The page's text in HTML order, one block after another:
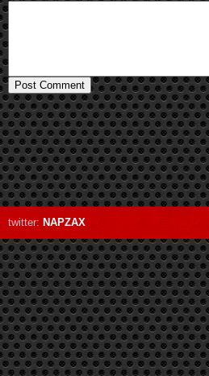
twitter: NAPZAX